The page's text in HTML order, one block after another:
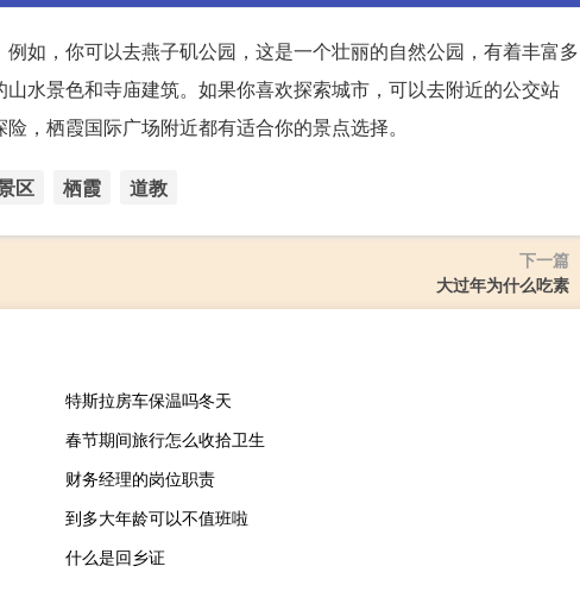
如，你可以去燕子矶公园，这是一个壮丽的自然公园，有着丰富多
水景色和寺庙建筑。如果你喜欢探索城市，可以去附近的公交站
，栖霞国际广场附近都有适合你的景点选择。
区 栖霞 道教
下一篇
大过年为什么吃素
特斯拉房车保温吗冬天
春节期间旅行怎么收拾卫生
财务经理的岗位职责
到多大年龄可以不值班啦
什么是回乡证